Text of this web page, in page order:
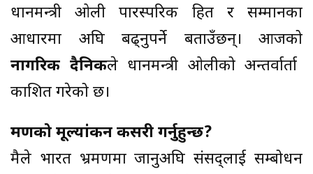
प्रधानमन्त्री ओली पारस्परिक हित र सम्मानका
आधारमा अघि बढ्नुपर्ने बताउँछन्। आजको
नागरिक दैनिकले प्रधानमन्त्री ओलीको अन्तर्वार्ता
प्रकाशित गरेको छ।
भ्रमणको मूल्यांकन कसरी गर्नुहुन्छ?
मैले भारत भ्रमणमा जानुअघि संसद्लाई सम्बोधन